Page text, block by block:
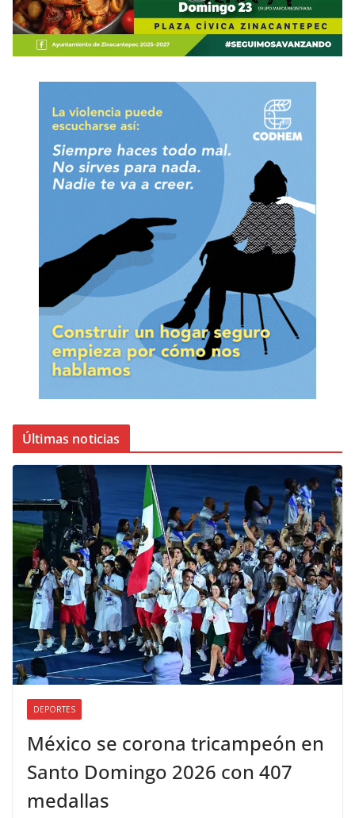
Últimas noticias
DEPORTES
México se corona tricampeón en
Santo Domingo 2026 con 407
medallas